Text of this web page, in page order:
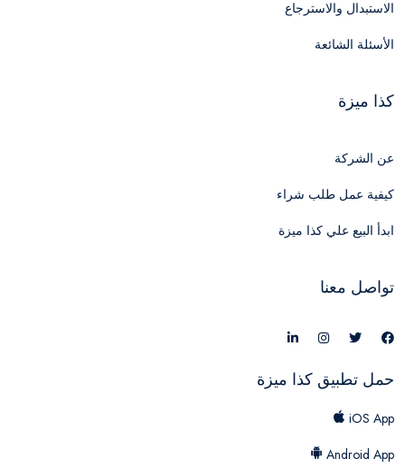
الاستبدال والاسترجاع
الأسئلة الشائعة
كذا ميزة
عن الشركة
كيفية عمل طلب شراء
ابدأ البيع علي كذا ميزة
تواصل معنا
حمل تطبيق كذا ميزة
iOS App
Android App